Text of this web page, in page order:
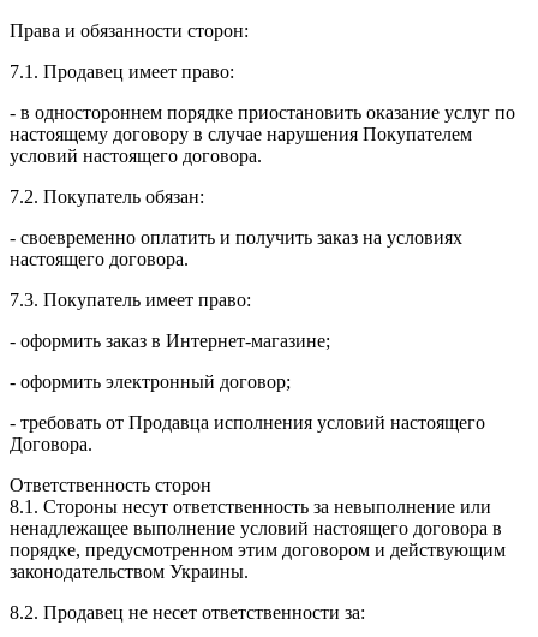
Права и обязанности сторон:
7.1. Продавец имеет право:
- в одностороннем порядке приостановить оказание услуг по
настоящему договору в случае нарушения Покупателем
условий настоящего договора.
7.2. Покупатель обязан:
- своевременно оплатить и получить заказ на условиях
настоящего договора.
7.3. Покупатель имеет право:
- оформить заказ в Интернет-магазине;
- оформить электронный договор;
- требовать от Продавца исполнения условий настоящего
Договора.
Ответственность сторон
8.1. Стороны несут ответственность за невыполнение или
ненадлежащее выполнение условий настоящего договора в
порядке, предусмотренном этим договором и действующим
законодательством Украины.
8.2. Продавец не несет ответственности за: